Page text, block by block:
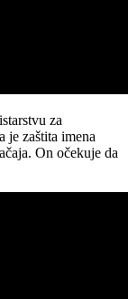
za
je zaštita imena
On očekuje da